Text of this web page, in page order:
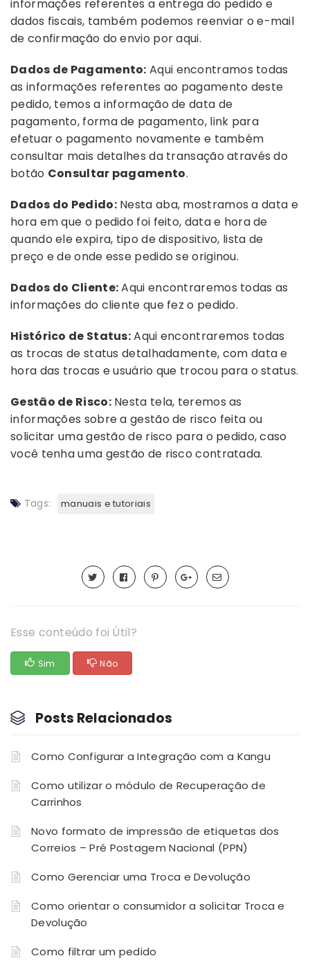
informações referentes a entrega do pedido e
dados fiscais, também podemos reenviar o e-mail
de confirmação do envio por aqui.
Dados de Pagamento: Aqui encontramos todas
as informações referentes ao pagamento deste
pedido, temos a informação de data de
pagamento, forma de pagamento, link para
efetuar o pagamento novamente e também
consultar mais detalhes da transação através do
botão Consultar pagamento.
Dados do Pedido:Nesta aba, mostramos a data e
hora em que o pedido foi feito, data e hora de
quando ele expira, tipo de dispositivo, lista de
preço e de onde esse pedido se originou.
Dados do Cliente:Aqui encontraremos todas as
informações do cliente que fez o pedido.
Histórico de Status:Aqui encontraremos todas
as trocas de status detalhadamente, com data e
hora das trocas e usuário que trocou para o status.
Gestão de Risco:Nesta tela, teremos as
informações sobre a gestão de risco feita ou
solicitar uma gestão de risco para o pedido, caso
você tenha uma gestão de risco contratada.
Tags: manuais e tutoriais
Esse conteúdo foi Útil?
Sim Não
Posts Relacionados
Como Configurar a Integração com a Kangu
Como utilizar o módulo de Recuperação de
Carrinhos
Novo formato de impressão de etiquetas dos
Correios – Pré Postagem Nacional (PPN)
Como Gerenciar uma Troca e Devolução
Como orientar o consumidor a solicitar Troca e
Devolução
Como filtrar um pedido